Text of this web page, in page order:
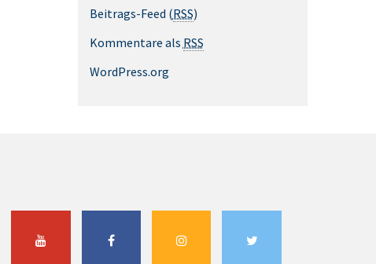
Beitrags-Feed (RSS)
Kommentare als RSS
WordPress.org